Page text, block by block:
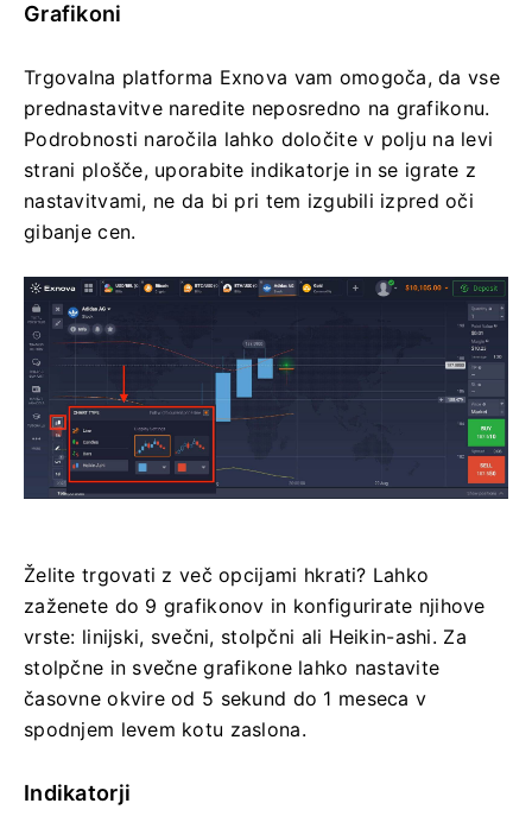
Grafikoni
Trgovalna platforma Exnova vam omogoča, da vse
prednastavitve naredite neposredno na grafikonu.
Podrobnosti naročila lahko določite v polju na levi
strani plošče, uporabite indikatorje in se igrate z
nastavitvami, ne da bi pri tem izgubili izpred oči
gibanje cen.
Želite trgovati z več opcijami hkrati? Lahko
zaženete do 9 grafikonov in konfigurirate njihove
vrste: linijski, svečni, stolpčni ali Heikin-ashi. Za
stolpčne in svečne grafikone lahko nastavite
časovne okvire od 5 sekund do 1 meseca v
spodnjem levem kotu zaslona.
Indikatorji